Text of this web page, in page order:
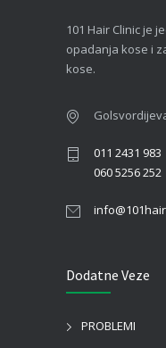
101 Hair Clinic je
opadanja kose i
kose.
011 2431 983
060 5256 252
Dodatne Veze
PROBLEMI